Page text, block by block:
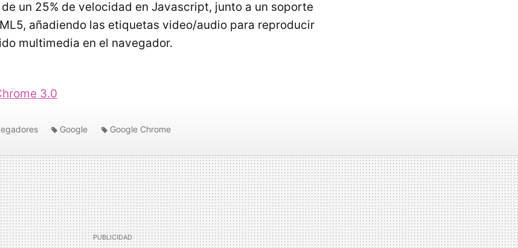
un 25% de velocidad en Javascript, junto a un soporte
añadiendo las etiquetas video/audio para reproducir
multimedia en el navegador.
3.0
Google Google Chrome